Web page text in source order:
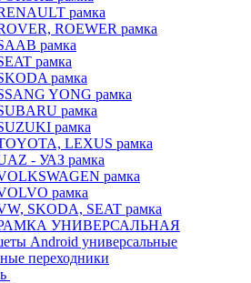
рамка
ROEWER рамка
рамка
рамка
рамка
YONG рамка
рамка
рамка
LEXUS рамка
- УАЗ рамка
рамка
рамка
SKODA, SEAT рамка
УНИВЕРСАЛЬНАЯ
Android универсальные
переходники